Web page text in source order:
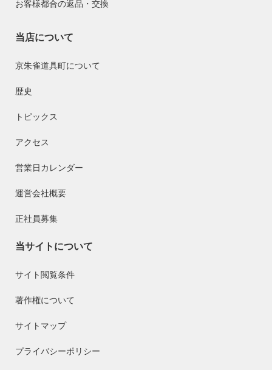
お客様都合の返品・交換
当店について
京朱雀道具町について
歴史
トピックス
アクセス
営業日カレンダー
運営会社概要
正社員募集
当サイトについて
サイト閲覧条件
著作権について
サイトマップ
プライバシーポリシー